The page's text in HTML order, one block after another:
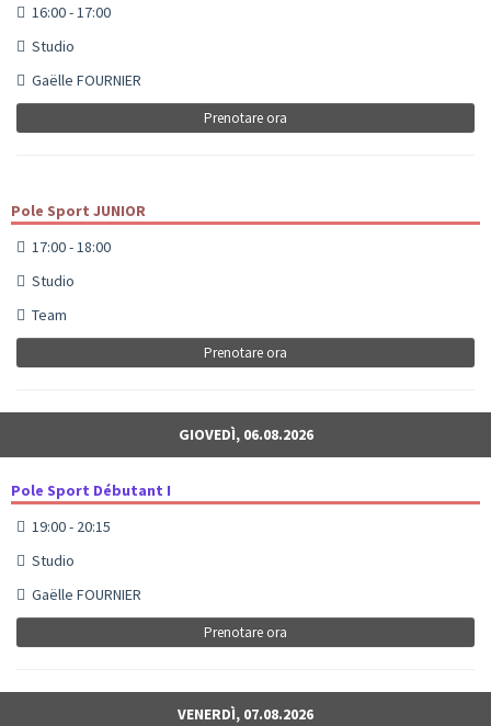
16:00 - 17:00
Studio
Gaëlle FOURNIER
Prenotare ora
Pole Sport JUNIOR
17:00 - 18:00
Studio
Team
Prenotare ora
GIOVEDÌ, 06.08.2026
Pole Sport Débutant I
19:00 - 20:15
Studio
Gaëlle FOURNIER
Prenotare ora
VENERDÌ, 07.08.2026